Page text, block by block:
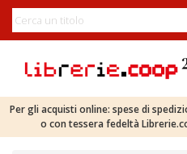
Per gli acquisti online: spese di
o con tessera fedeltà